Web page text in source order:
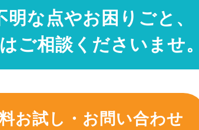
明な点やお困りごと、
ご相談くださいませ。
お試し・お問い合わせ